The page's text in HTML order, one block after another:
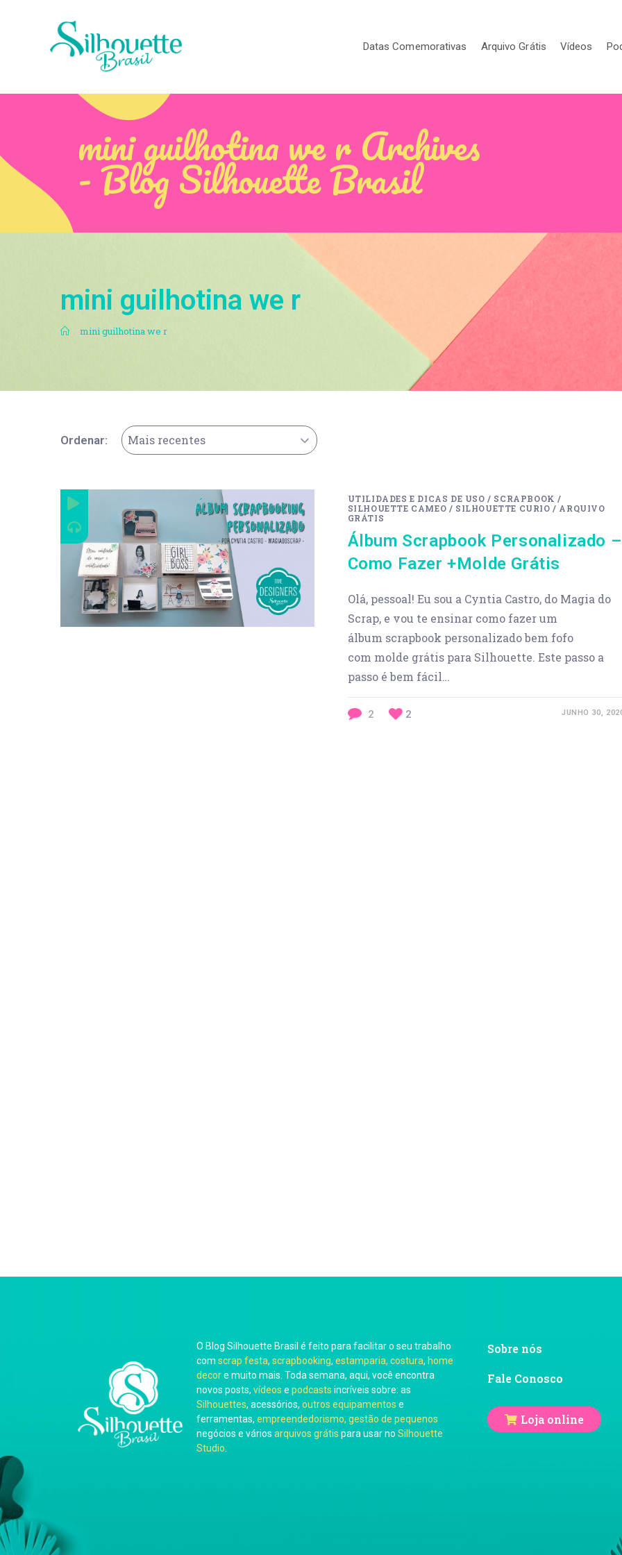
Datas Comemorativas Arquivo Grátis Vídeos
mini guilhotina we r Archives
- Blog Silhouette Brasil
mini guilhotina we r
. mini guilhotina we r
Ordenar: Mais recentes
UTILIDADES E DICAS DE USO / SCRAPBOOK /
SILHOUETTE CAMEO / SILHOUETTE CURIO / ARQUIVO
GRÁTIS
Álbum Scrapbook Personalizado –
Como Fazer +Molde Grátis
Olá, pessoal! Eu sou a Cyntia Castro, do Magia do
Scrap, e vou te ensinar como fazer um
álbum scrapbook personalizado bem fofo
com molde grátis para Silhouette. Este passo a
passo é bem fácil…
2 2 JUNHO 30,
O Blog Silhouette Brasil é feito para facilitar o seu trabalho
com scrap festa, scrapbooking, estamparia, costura, home
decore muito mais. Toda semana, aqui, você encontra
novos posts, vídeos e podcasts incríveis sobre: as
Silhouettes, acessórios, outros equipamentos e
ferramentas, empreendedorismo, gestão de pequenos
negócios e vários arquivos grátis para usar no Silhouette
Studio
Sobre nós
Fale Conosco
Loja online